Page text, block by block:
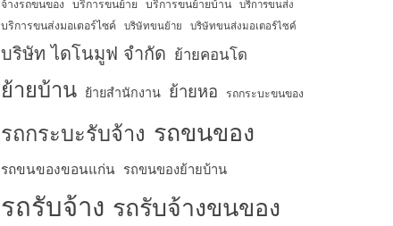
จ้างรถขนของ บริการขนย้าย บริการขนย้ายบ้าน บริการขนส่ง
บริการขนส่งมอเตอร์ไซค์ บริษัทขนย้าย บริษัทขนส่งมอเตอร์ไซค์
บริษัท ไดโนมูฟ จำกัด ย้ายคอนโด
ย้ายบ้าน ย้ายสำนักงาน ย้ายหอ รถกระบะขนของ
รถกระบะรับจ้าง รถขนของ
รถขนของขอนแก่น รถขนของย้ายบ้าน
รถรับจ้าง รถรับจ้างขนของ